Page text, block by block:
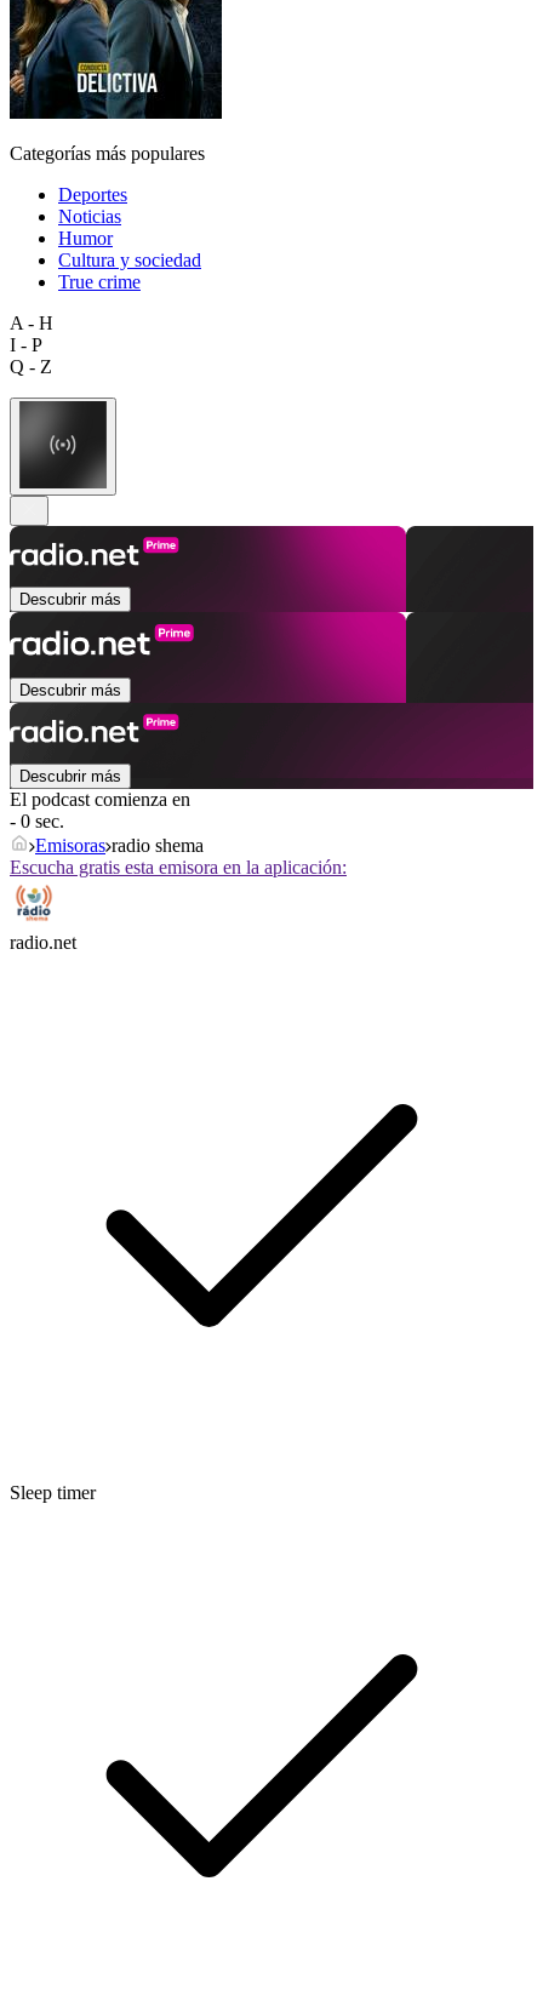
Categorías más populares
Deportes
Noticias
Humor
Cultura y sociedad
True crime
A - H
I - P
Q - Z
Descubrir más
Descubrir más
Descubrir más
El podcast comienza en
- 0 sec.
Emisoras radio shema
Escucha gratis esta emisora en la aplicación:
radio.net
Sleep timer